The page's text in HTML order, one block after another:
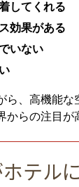
してくれる
効果がある
いない
ら、高機能
からの注目が
テル